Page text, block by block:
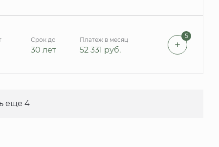
Срок до
30 лет
Платеж в месяц
52 331 руб.
5
еще 4